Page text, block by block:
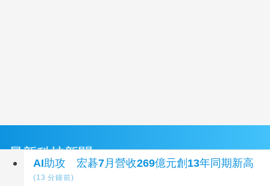
最新科技新聞
AI助攻 宏碁7月營收269億元創13年同期新高
(13 分鐘前)